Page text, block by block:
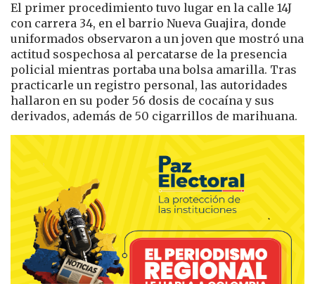
El primer procedimiento tuvo lugar en la calle 14J
con carrera 34, en el barrio Nueva Guajira, donde
uniformados observaron a un joven que mostró una
actitud sospechosa al percatarse de la presencia
policial mientras portaba una bolsa amarilla. Tras
practicarle un registro personal, las autoridades
hallaron en su poder 56 dosis de cocaína y sus
derivados, además de 50 cigarrillos de marihuana.